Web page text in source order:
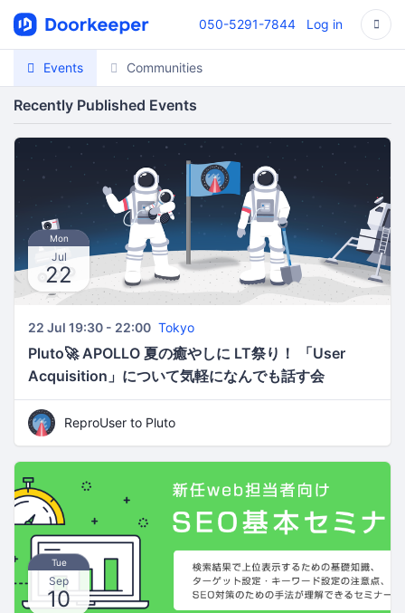
050-5291-7844 Log in
Events Communities
Recently Published Events
Mon
Jul
22
22 Jul 19:30 - 22:00 Tokyo
Pluto🚀 APOLLO 夏の癒やしに LT祭り！ 「User
Acquisition」について気軽になんでも話す会
ReproUser to Pluto
Tue
Sep
10